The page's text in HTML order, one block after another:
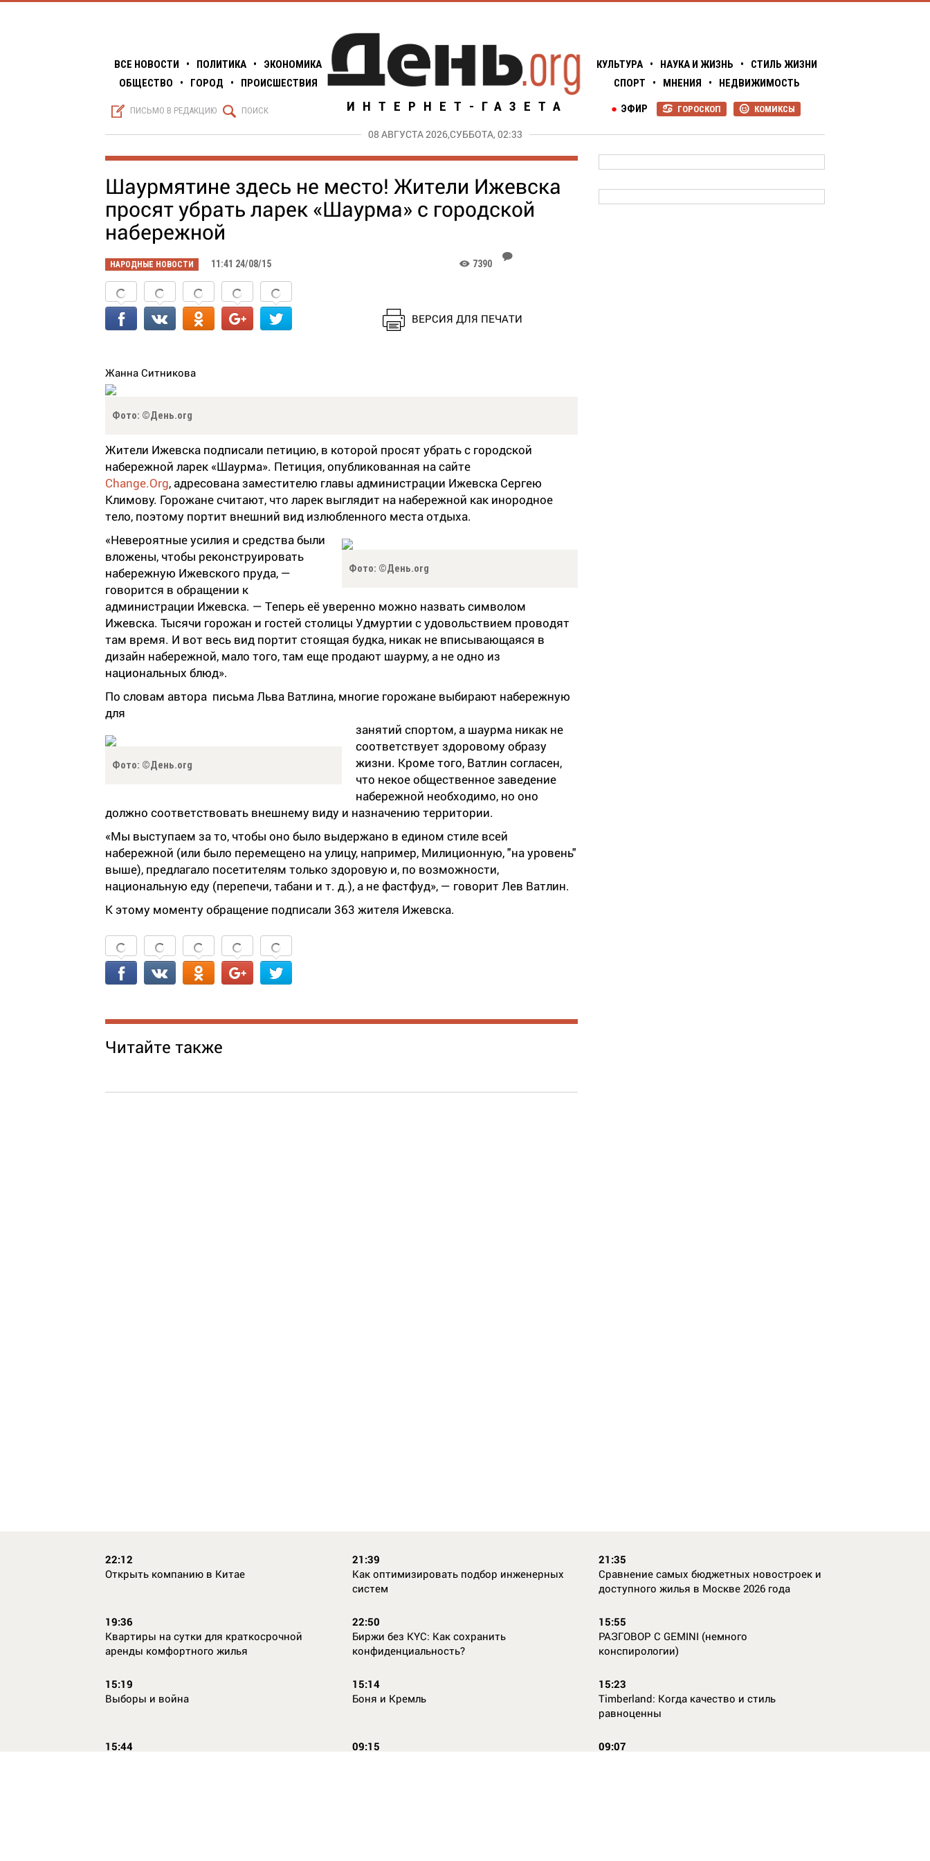
ВСЕ НОВОСТИ • ПОЛИТИКА •
ЭКОНОМИКА
ОБЩЕСТВО
• ГОРОД • ПРОИСШЕСТВИЯ
S ПИСЬМО В РЕДАКЦИЮ Q ПОИСК ИНТЕРНЕТ-ГАЗЕТА
КУЛЬТУРА • НАУКА И ЖИЗНЬ •
СТИЛЬ ЖИЗНИ
СПОРТ
• МНЕНИЯ • НЕДВИЖИМОСТЬ
P КОМИКСЫ
R ГОРОСКОП
● ЭФИР
08 АВГУСТА 2026,СУББОТА, 02:33
Шаурмятине здесь не место! Жители Ижевска
просят убрать ларек «Шаурма» с городской
набережной
НАРОДНЫЕ НОВОСТИ 11:41 24/08/15 K 7390
J
ВЕРСИЯ ДЛЯ ПЕЧАТИ
Жанна Ситникова
Фото: ©День.org
Жители Ижевска подписали петицию, в которой просят убрать с городской
набережной ларек «Шаурма». Петиция, опубликованная на сайте
Change.Org, адресована заместителю главы администрации Ижевска Сергею
Климову. Горожане считают, что ларек выглядит на набережной как инородное
тело, поэтому портит внешний вид излюбленного места отдыха.
Фото: ©День.org
«Невероятные усилия и средства были
вложены, чтобы реконструировать
набережную Ижевского пруда, —
говорится в обращении к
администрации Ижевска. — Теперь её уверенно можно назвать символом
Ижевска. Тысячи горожан и гостей столицы Удмуртии с удовольствием проводят
там время. И вот весь вид портит стоящая будка, никак не вписывающаяся в
дизайн набережной, мало того, там еще продают шаурму, а не одно из
национальных блюд».
По словам автора письма Льва Ватлина, многие горожане выбирают набережную
для
Фото: ©День.org
занятий спортом, а шаурма никак не
соответствует здоровому образу
жизни. Кроме того, Ватлин согласен,
что некое общественное заведение
набережной необходимо, но оно
должно соответствовать внешнему виду и назначению территории.
«Мы выступаем за то, чтобы оно было выдержано в едином стиле всей
набережной (или было перемещено на улицу, например, Милиционную, "на уровень"
выше), предлагало посетителям только здоровую и, по возможности,
национальную еду (перепечи, табани и т. д.), а не фастфуд», — говорит Лев Ватлин.
К этому моменту обращение подписали 363 жителя Ижевска.
Читайте также
22:12
Открыть компанию в Китае
21:39
Как оптимизировать подбор инженерных
систем
21:35
Сравнение самых бюджетных новостроек и
доступного жилья в Москве 2026 года
19:36
Квартиры на сутки для краткосрочной
аренды комфортного жилья
22:50
Биржи без KYC: Как сохранить
конфиденциальность?
15:55
РАЗГОВОР С GEMINI (немного
конспирологии)
15:19
Выборы и война
15:14
Боня и Кремль
15:23
Timberland: Когда качество и стиль
равноценны
15:44
09:15
09:07